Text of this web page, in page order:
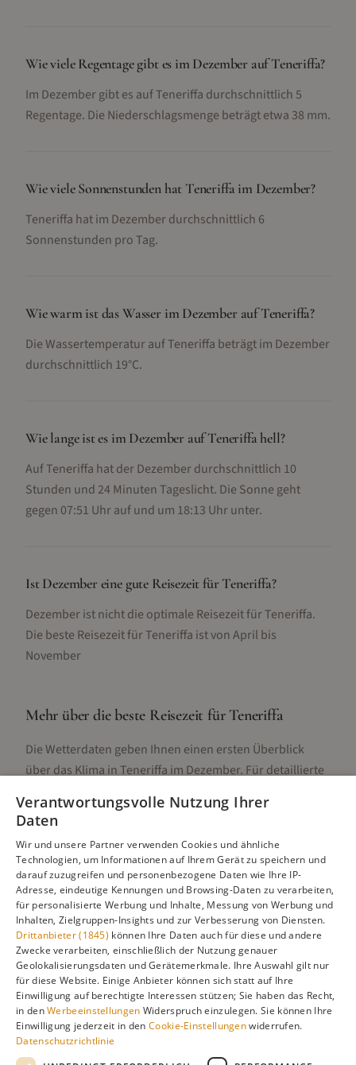
Wie viele Regentage gibt es im Dezember auf Teneriffa?
Im Dezember gibt es auf Teneriffa durchschnittlich 5
Regentage. Die Niederschlagsmenge beträgt etwa 38 mm.
Wie viele Sonnenstunden hat Teneriffa im Dezember?
Teneriffa hat im Dezember durchschnittlich 6
Sonnenstunden pro Tag.
Wie warm ist das Wasser im Dezember auf Teneriffa?
Die Wassertemperatur auf Teneriffa beträgt im Dezember
durchschnittlich 19°C.
Wie lange ist es im Dezember auf Teneriffa hell?
Auf Teneriffa hat der Dezember durchschnittlich 10
Stunden und 24 Minuten Tageslicht. Die Sonne geht
gegen 07:51 Uhr auf und um 18:13 Uhr unter.
Ist Dezember eine gute Reisezeit für Teneriffa?
Dezember ist nicht die optimale Reisezeit für Teneriffa.
Die beste Reisezeit für Teneriffa ist von April bis
November
Mehr über die beste Reisezeit für Teneriffa
Die Wetterdaten geben Ihnen einen ersten Überblick
über das Klima inTeneriffa im Dezember. Für detaillierte
Unterschieden, Aktivitäten und Reisetipps besuchen Sie
Alle Infos zur besten Reisezeit Teneriffa
Gefällt dir diese Seite? Teile sie auf Pinterest!
Auf Pinterest merken
Verantwortungsvolle Nutzung Ihrer
Daten
Wir und unsere Partner verwenden Cookies und ähnliche
Technologien, um Informationen auf Ihrem Gerät zu speichern und
darauf zuzugreifen und personenbezogene Daten wie Ihre IP-
Adresse, eindeutige Kennungen und Browsing-Daten zu verarbeiten,
für personalisierte Werbung und Inhalte, Messung von Werbung und
Inhalten, Zielgruppen-Insights und zur Verbesserung von Diensten.
Drittanbieter (1845) können Ihre Daten auch für diese und andere
Zwecke verarbeiten, einschließlich der Nutzung genauer
Geolokalisierungsdaten und Gerätemerkmale. Ihre Auswahl gilt nur
für diese Website. Einige Anbieter können sich statt auf Ihre
Einwilligung auf berechtigte Interessen stützen; Sie haben das Recht,
in denWerbeeinstellungen Widerspruch einzulegen. Sie können Ihre
Einwilligung jederzeit in denCookie-Einstellungenwiderrufen.
Datenschutzrichtlinie